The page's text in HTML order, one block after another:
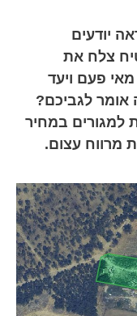
יודעים
צלח את
פעם ויעד
ב-2024. מה זה אומר לגביכם?
למגורים במחיר
מרווח עצום.